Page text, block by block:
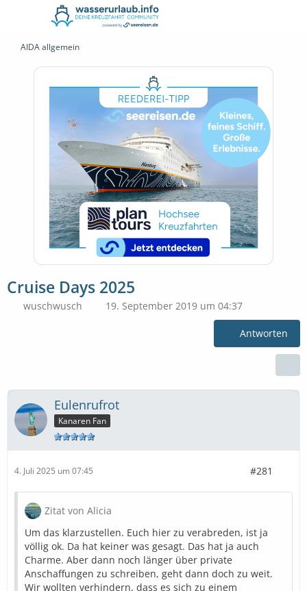
AIDA allgemein
Cruise Days 2025
wuschwusch 19. September 2019 um 04:37
Antworten
Eulenrufrot
Kanaren Fan
4. Juli 2025 um 07:45 #281
Zitat von Alicia
Um das klarzustellen. Euch hier zu verabreden, ist ja
völlig ok. Da hat keiner was gesagt. Das hat ja auch
Charme. Aber dann noch länger über private
Anschaffungen zu schreiben, geht dann doch zu weit.
Wir wollten verhindern, dass es sich zu einem